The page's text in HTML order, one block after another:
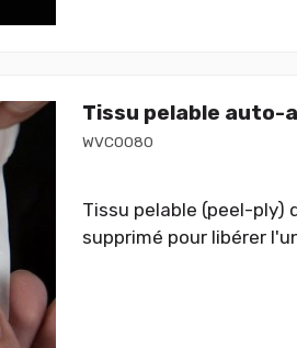
Tissu pelable auto-
WVC0080
Tissu pelable (peel-
supprimé pour libérer